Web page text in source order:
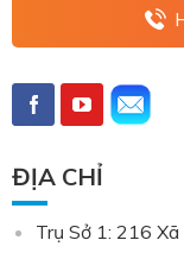
ĐỊA CHỈ
Trụ Sở 1: 216